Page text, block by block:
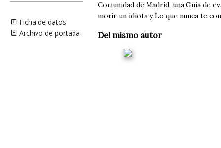
Ficha de datos
Archivo de portada
Comunidad de Madrid, una Guía de
morir un idiota y Lo que nunca te
Del mismo autor